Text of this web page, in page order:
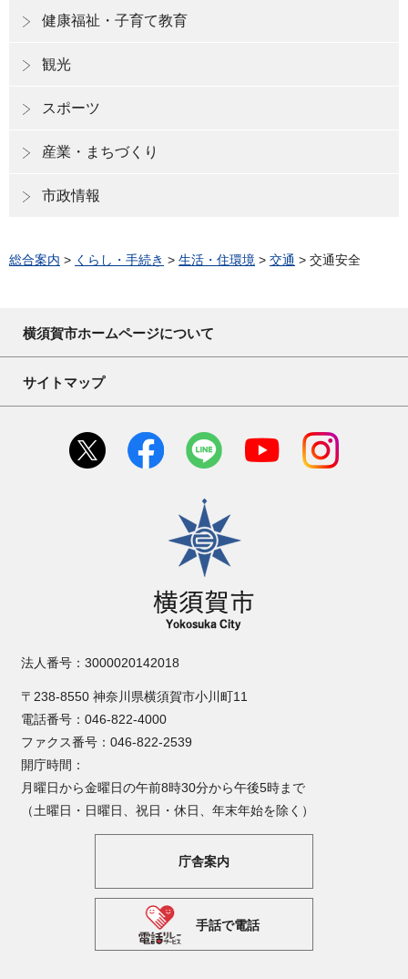
健康福祉・子育て教育
観光
スポーツ
産業・まちづくり
市政情報
総合案内 > くらし・手続き > 生活・住環境 > 交通 > 交通安全
横須賀市ホームページについて
サイトマップ
横須賀市
法人番号：3000020142018
〒238-8550 神奈川県横須賀市小川町11
電話番号：046-822-4000
ファクス番号：046-822-2539
開庁時間：
月曜日から金曜日の午前8時30分から午後5時まで
（土曜日・日曜日、祝日・休日、年末年始を除く）
庁舎案内
手話で電話